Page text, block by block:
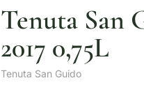
Tenuta San
2017 0,75L
Tenuta San Guido